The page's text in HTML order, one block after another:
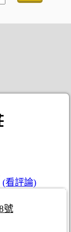
(看評論)
號